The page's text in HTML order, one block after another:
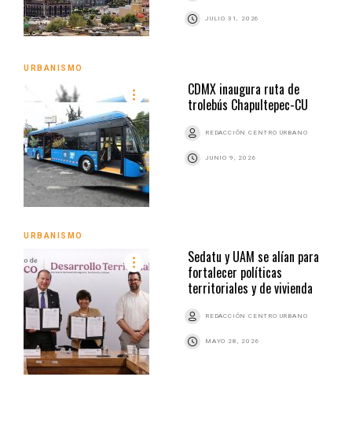
JULIO 31, 2026
URBANISMO
CDMX inaugura ruta de
trolebús Chapultepec-CU
REDACCIÓN CENTRO URBANO
JUNIO 9, 2026
URBANISMO
Sedatu y UAM se alían para
fortalecer políticas
territoriales y de vivienda
REDACCIÓN CENTRO URBANO
MAYO 28, 2026